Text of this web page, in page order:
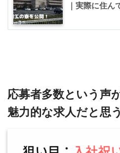
｜実際に住ん
応募者多数という声
魅力的な求人だと思う